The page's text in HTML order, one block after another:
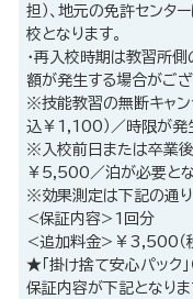
担）、地元の免許センタ
校となります。
・再入校時期は教習所
額が発生する場合がござ
※技能教習の無断キャン
込￥1,100）／時限が発
※入校前日または卒業
￥5,500／泊が必要とな
※効果測定は下記の通り
<保証内容>1回分
<追加料金>￥3,500（
★「掛け捨て安心パック
保証内容が下記となりま